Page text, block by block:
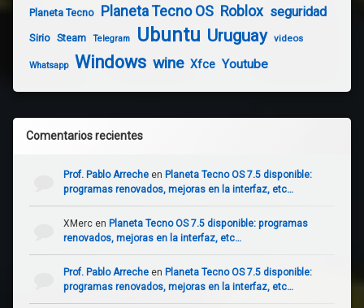
Planeta Tecno Planeta Tecno OS Roblox seguridad
Sirio Steam Telegram Ubuntu Uruguay videos
Whatsapp Windows wine Xfce Youtube
Comentarios recientes
Prof. Pablo Arrecheen Planeta Tecno OS 7.5 disponible:
programas renovados, mejoras en la interfaz, etc…
XMercen Planeta Tecno OS 7.5 disponible: programas
renovados, mejoras en la interfaz, etc…
Prof. Pablo Arrecheen Planeta Tecno OS 7.5 disponible:
programas renovados, mejoras en la interfaz, etc…